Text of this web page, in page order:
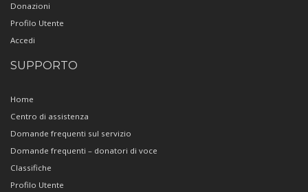
Donazioni
Profilo Utente
Accedi
SUPPORTO
Home
Centro di assistenza
Domande frequenti sul servizio
Domande frequenti – donatori di voce
Classifiche
Profilo Utente